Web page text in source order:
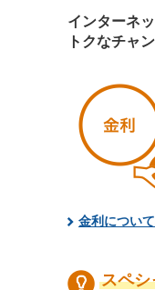
インターネ
トクなチャ
金利につい
スペシ